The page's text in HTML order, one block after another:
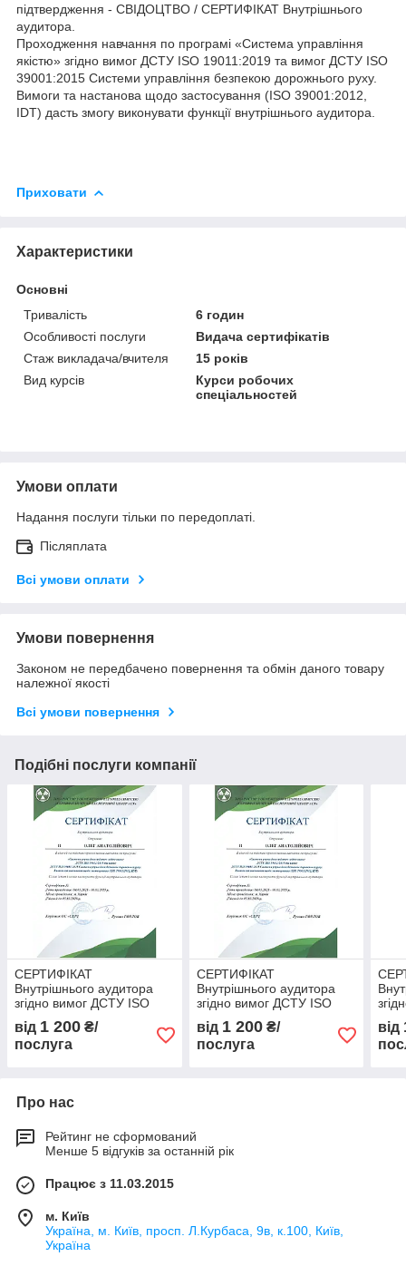
підтвердження - СВІДОЦТВО / СЕРТИФІКАТ Внутрішнього
аудитора.
Проходження навчання по програмі «Система управління
якістю» згідно вимог ДСТУ ISO 19011:2019 та вимог ДСТУ ISO
39001:2015 Системи управління безпекою дорожнього руху.
Вимоги та настанова щодо застосування (ISO 39001:2012,
IDT) дасть змогу виконувати функції внутрішнього аудитора.
Приховати
Характеристики
Основні
Тривалість
6 годин
Особливості послуги
Видача сертифікатів
Стаж викладача/вчителя
15 років
Вид курсів
Курси робочих
спеціальностей
Умови оплати
Надання послуги тільки по передоплаті.
Післяплата
Всі умови оплати
Умови повернення
Законом не передбачено повернення та обмін даного товару
належної якості
Всі умови повернення
Подібні послуги компанії
СЕРТИФІКАТ
Внутрішнього аудитора
згідно вимог ДСТУ ISO
19011:2019 та ДСТУ ISO
39001:2015
від 1 200 ₴/
послуга
СЕРТИФІКАТ
Внутрішнього аудитора
згідно вимог ДСТУ ISO
19011:2019 та ДСТУ ISO
39001:2015
від 1 200₴/
послуга
від
Про нас
Рейтинг не сформований
Менше 5 відгуків за останній рік
Працює з 11.03.2015
м. Київ
Україна, м. Київ, просп. Л.Курбаса, 9в, к.100, Київ,
Україна